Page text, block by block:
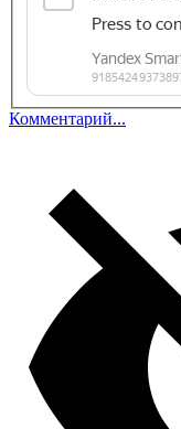
Комментарий...